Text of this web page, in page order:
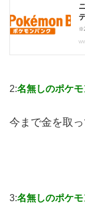
2:名無しのポケ
今まで金を取
3:名無しのポケ